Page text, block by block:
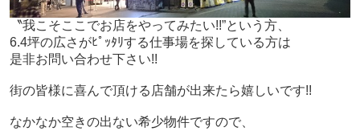
〝我こそここでお店をやってみたい!!”という方、
6.4坪の広さがﾋﾟｯﾀﾘする仕事場を探している方は
是非お問い合わせ下さい!!
街の皆様に喜んで頂ける店舗が出来たら嬉しいです!!
なかなか空きの出ない希少物件ですので、